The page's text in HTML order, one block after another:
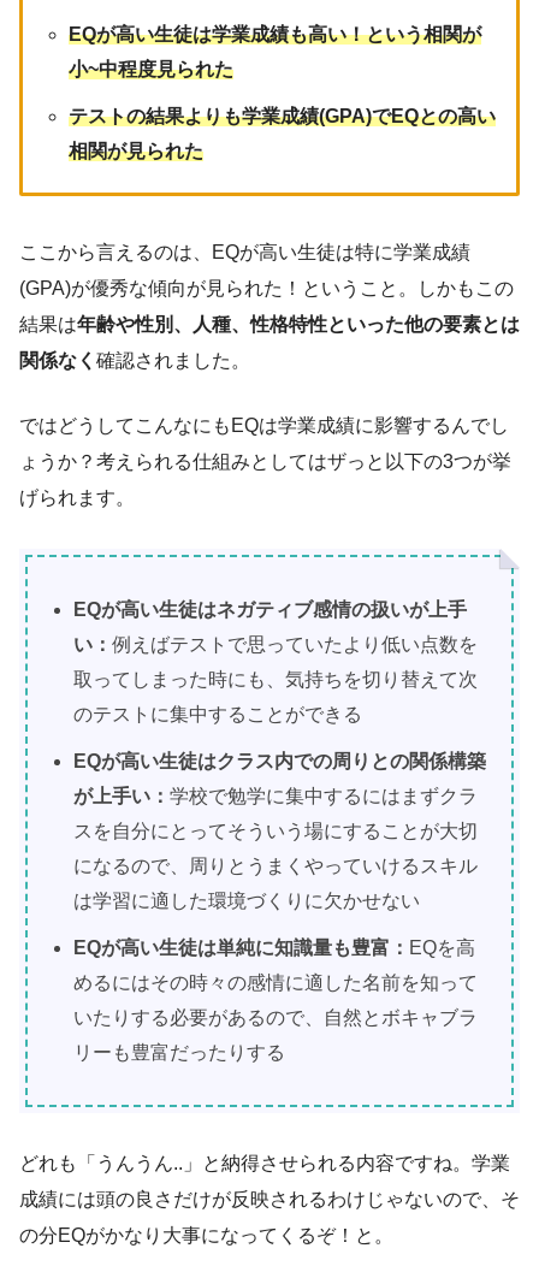
EQが高い生徒は学業成績も高い！という相関が
小~中程度見られた
テストの結果よりも学業成績(GPA)でEQとの高い
相関が見られた
ここから言えるのは、EQが高い生徒は特に学業成績
(GPA)が優秀な傾向が見られた！ということ。しかもこの
結果は年齢や性別、人種、性格特性といった他の要素とは
関係なく 確認されました。
ではどうしてこんなにもEQは学業成績に影響するんでし
ょうか？考えられる仕組みとしてはザっと以下の3つが挙
げられます。
EQが高い生徒はネガティブ感情の扱いが上手
い：例えばテストで思っていたより低い点数を
取ってしまった時にも、気持ちを切り替えて次
のテストに集中することができる
EQが高い生徒はクラス内での周りとの関係構築
が上手い：学校で勉学に集中するにはまずクラ
スを自分にとってそういう場にすることが大切
になるので、周りとうまくやっていけるスキル
は学習に適した環境づくりに欠かせない
EQが高い生徒は単純に知識量も豊富： EQを高
めるにはその時々の感情に適した名前を知って
いたりする必要があるので、自然とボキャブラ
リーも豊富だったりする
どれも「うんうん..」と納得させられる内容ですね。学業
成績には頭の良さだけが反映されるわけじゃないので、そ
の分EQがかなり大事になってくるぞ！と。